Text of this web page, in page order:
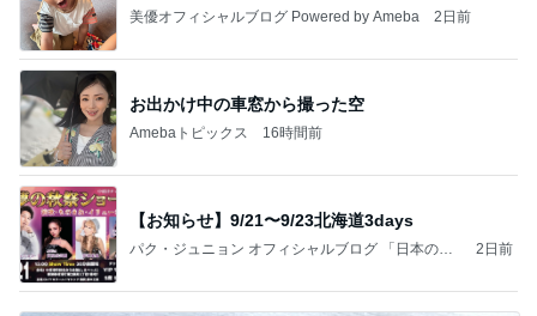
美優オフィシャルブログ Powered by Ameba 2日前
お出かけ中の車窓から撮った空
Amebaトピックス 16時間前
【お知らせ】9/21〜9/23北海道3days
パク・ジュニョン オフィシャルブログ 「日本の
2日前